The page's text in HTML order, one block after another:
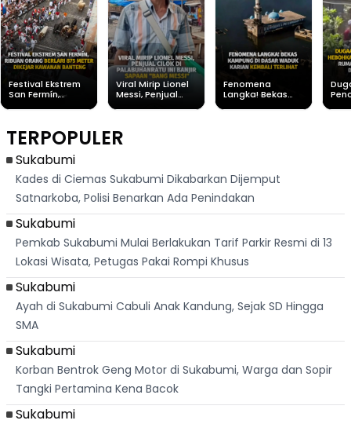
Festival Ekstrem
San Fermín,
Banteng
Viral Mirip Lionel
Messi, Penjual
"Bang Messi"
Fenomena
Langka! Bekas
TERPOPULER
Sukabumi
Kades di Ciemas Sukabumi Dikabarkan Dijemput
Satnarkoba, Polisi Benarkan Ada Penindakan
Sukabumi
Pemkab Sukabumi Mulai Berlakukan Tarif Parkir Resmi di 13
Lokasi Wisata, Petugas Pakai Rompi Khusus
Sukabumi
Ayah di Sukabumi Cabuli Anak Kandung, Sejak SD Hingga
SMA
Sukabumi
Korban Bentrok Geng Motor di Sukabumi, Warga dan Sopir
Tangki Pertamina Kena Bacok
Sukabumi